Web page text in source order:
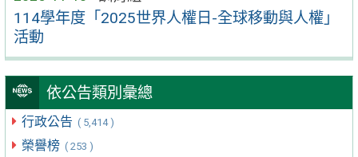
114學年度「2025世界人權日-全球移動與人權」
活動
依公告類別彙總
行政公告 ( 5,414 )
榮譽榜 ( 253 )